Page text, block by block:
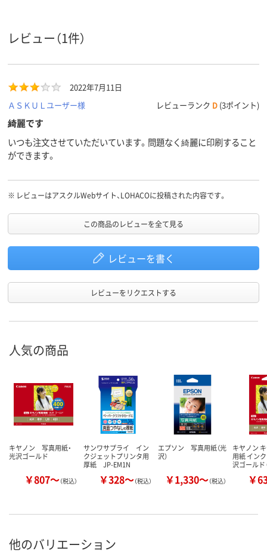
レビュー（1件）
2022年7月11日
ＡＳＫＵＬユーザー様
レビューランク D (3ポイント)
綺麗です
いつも注文させていただいています。問題なく綺麗に印刷すること
ができます。
※ レビューはアスクルWebサイト、LOHACOに投稿された内容です。
この商品のレビューを全て見る
レビューを書く
レビューをリクエストする
人気の商品
キヤノン 写真用紙・
光沢ゴールド
￥807～（税込）
サンワサプライ イン
クジェットプリンタ用
厚紙 JP-EM1N
￥328～（税込）
エプソン 写真用紙（光
沢）
￥1,330～（税込）
キヤノン
用紙 イン
沢ゴール
￥
他のバリエーション